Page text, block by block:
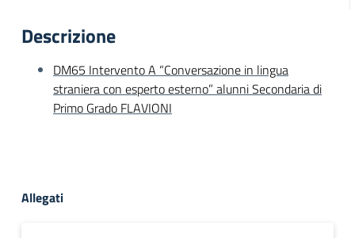
Descrizione
DM65 Intervento A “Conversazione in lingua
straniera con esperto esterno” alunni Secondaria di
Primo Grado FLAVIONI
Allegati